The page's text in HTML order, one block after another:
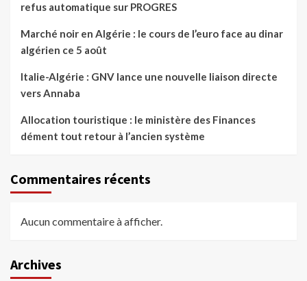
refus automatique sur PROGRES
Marché noir en Algérie : le cours de l’euro face au dinar
algérien ce 5 août
Italie-Algérie : GNV lance une nouvelle liaison directe
vers Annaba
Allocation touristique : le ministère des Finances
dément tout retour à l’ancien système
Commentaires récents
Aucun commentaire à afficher.
Archives